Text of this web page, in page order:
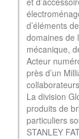
d’éléments
domaines de
mécanique,
Acteur
près d’un
La division
produits de
particuliers
STANLEY